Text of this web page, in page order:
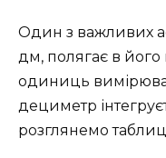
Один з важливих
дм, полягає в
одиниць
дециметр
розглянемо